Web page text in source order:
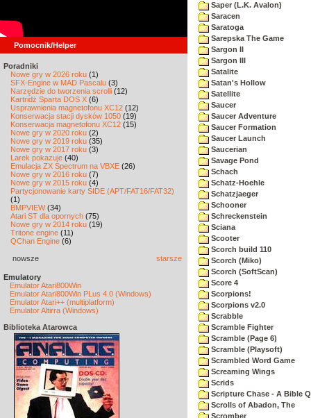
Pomocnik/Helper
Poradniki
Nowe gry w 2026 roku (1)
SFX-Engine w MAD Pascalu (3)
Narzędzie do tworzenia scrolli (12)
Kartridż Sparta DOS X (6)
Usprawnienia magnetofonu XC12 (12)
Konserwacja stacji dysków 1050 (19)
Konserwacja magnetofonu XC12 (15)
Nowe gry w 2020 roku (2)
Nowe gry w 2019 roku (35)
Nowe gry w 2017 roku (3)
Larek pokazuje (40)
Emulacja ZX Spectrum na VBXE (26)
Nowe gry w 2016 roku (7)
Nowe gry w 2015 roku (4)
Partycjonowanie karty SIDE (APT/FAT16/FAT32)
(1)
BMPVIEW(34)
Atari ST dla opornych (75)
Nowe gry w 2014 roku (19)
Tritone engine (11)
QChan Engine (6)
nowsze starsze
Emulatory
Emulator Atari800Win
Emulator Atari800Win PLus 4.0 (Windows)
Emulator Atari++ (multiplatform)
Emulator Altirra (Windows)
Biblioteka Atarowca
Saper (L.K. Avalon)
Saracen
Saratoga
Sarepska The Game
Sargon II
Sargon III
Satalite
Satan's Hollow
Satellite
Saucer
Saucer Adventure
Saucer Formation
Saucer Launch
Saucerian
Savage Pond
Schach
Schatz-Hoehle
Schatzjaeger
Schooner
Schreckenstein
Sciana
Scooter
Scorch build 110
Scorch (Miko)
Scorch (SoftScan)
Score 4
Scorpions!
Scorpions v2.0
Scrabble
Scramble Fighter
Scramble (Page 6)
Scramble (Playsoft)
Scrambled Word Game
Screaming Wings
Scrids
Scripture Chase - A Bible
Scrolls of Abadon, The
Scromber